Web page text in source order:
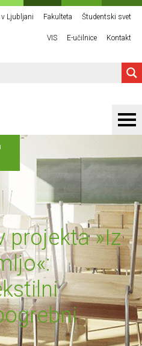
v Ljubljani Fakulteta Študentski svet
VIS E-učilnice Kontakt
projekta »Iz